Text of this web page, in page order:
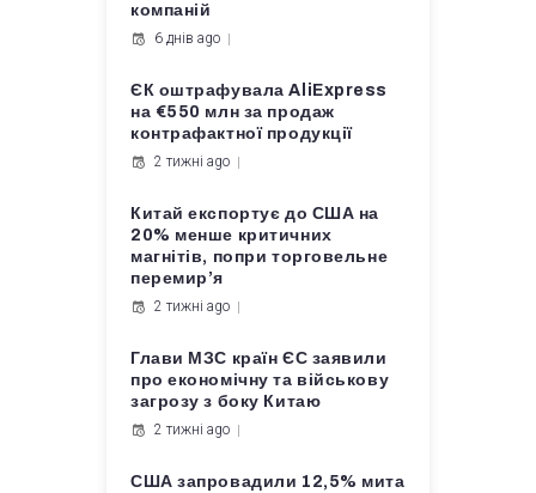
компаній
6 днів ago
ЄК оштрафувала AliExpress
на €550 млн за продаж
контрафактної продукції
2 тижні ago
Китай експортує до США на
20% менше критичних
магнітів, попри торговельне
перемир’я
2 тижні ago
Глави МЗС країн ЄС заявили
про економічну та військову
загрозу з боку Китаю
2 тижні ago
США запровадили 12,5% мита